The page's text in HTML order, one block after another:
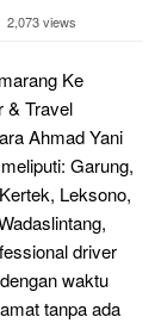
2,073 views
Ke
& Travel
Ahmad Yani
Garung,
Leksono,
driver
waktu
tanpa ada